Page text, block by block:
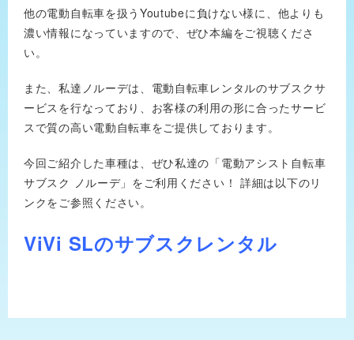
他の電動自転車を扱うYoutubeに負けない様に、他よりも
濃い情報になっていますので、ぜひ本編をご視聴くださ
い。
また、私達ノルーデは、電動自転車レンタルのサブスクサ
ービスを行なっており、お客様の利用の形に合ったサービ
スで質の高い電動自転車をご提供しております。
今回ご紹介した車種は、ぜひ私達の「電動アシスト自転車
サブスク ノルーデ」をご利用ください！ 詳細は以下のリ
ンクをご参照ください。
ViVi SLのサブスクレンタル